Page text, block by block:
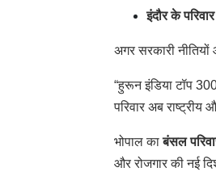
इंदौर के परिवार
अगर सरकारी
“हुरून इंडिया टॉप
परिवार अब राष्ट्रीय
भोपाल काबंसल
और रोजगार की नई